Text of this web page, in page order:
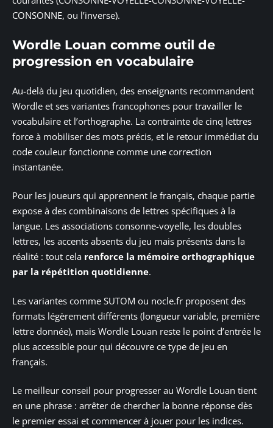
CONSONNE, ou l’inverse).
Wordle Louan comme outil de
progression en vocabulaire
Au-delà du jeu quotidien, des enseignants recommandent
Wordle et ses variantes francophones pour travailler le
vocabulaire et l’orthographe. La contrainte de cinq lettres
force à mobiliser des mots précis, et le retour immédiat du
code couleur fonctionne comme une correction
instantanée.
Pour les joueurs qui apprennent le français, chaque partie
expose à des combinaisons de lettres spécifiques à la
langue. Les associations consonne-voyelle, les doubles
lettres, les accents absents du jeu mais présents dans la
réalité : tout cela renforce la mémoire orthographique
par la répétition quotidienne.
Les variantes comme SUTOM ou nocle.fr proposent des
formats légèrement différents (longueur variable, première
lettre donnée), mais Wordle Louan reste le point d’entrée le
plus accessible pour qui découvre ce type de jeu en
français.
Le meilleur conseil pour progresser au Wordle Louan tient
en une phrase : arrêter de chercher la bonne réponse dès
le premier essai et commencer à jouer pour les indices.